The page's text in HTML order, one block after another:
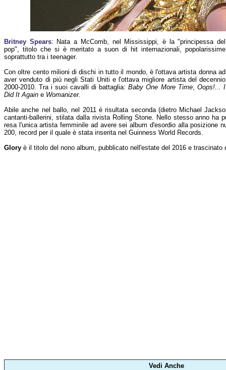
Britney Spears: Nata a McComb, nel Mississippi, è la "principessa del
pop", titolo che si è meritato a suon di hit internazionali, popolarissime
soprattutto tra i teenager.
Con oltre cento milioni di dischi in tutto il mondo, è l'ottava artista donna ad
aver venduto di più negli Stati Uniti e l'ottava migliore artista del decennio
2000-2010. Tra i suoi cavalli di battaglia:Baby One More Time, Oops!... I
Did It Again e Womanizer.
Abile anche nel ballo, nel 2011 è risultata seconda (dietro Michael
cantanti-ballerini, stilata dalla rivista Rolling Stone. Nello stesso anno ha
resa l'unica artista femminile ad avere sei album d'esordio alla posizione
200, record per il quale è stata inserita nel Guinness World Records.
Glory è il titolo del nono album, pubblicato nell'estate del 2016 e trascinato
Vedi Anche